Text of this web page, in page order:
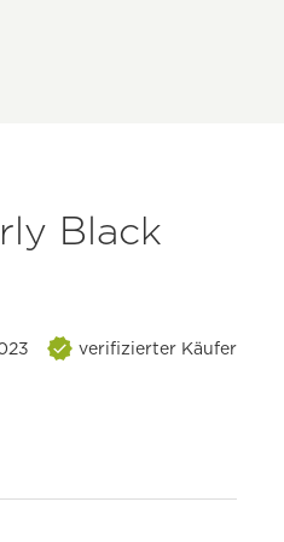
Black
verifizierter Käufer